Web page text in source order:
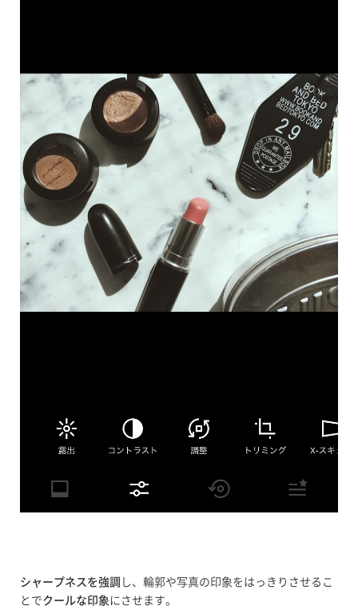
シャープネスを強調 し、輪郭や写真の印象をはっきりさせるこ
とでクールな印象にさせます。